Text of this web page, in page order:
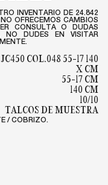
INVENTARIO DE 24.842
OFRECEMOS CAMBIOS
CONSULTA O DUDAS
NO DUDES EN VISITAR
JC450 COL.048 55-17 140
X CM
55-17 CM
140 CM
10/10
TALCOS DE MUESTRA
/ COBRIZO.